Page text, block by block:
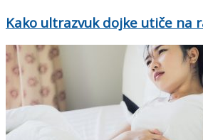
Kako ultrazvuk dojke utiče na